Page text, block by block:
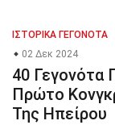
ΙΣΤΟΡΙΚΆ ΓΕΓΟΝΌΤΑ
02 Δεκ 2024
40 Γεγονότα
Πρώτο
Της Ηπείρου